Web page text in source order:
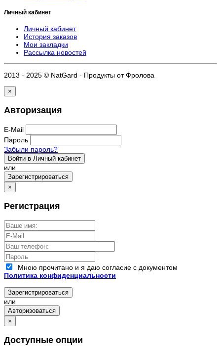
Личный кабинет
Личный кабинет
История заказов
Мои закладки
Рассылка новостей
2013 - 2025 © NatGard - Продукты от Фролова
×
Авторизация
E-Mail
Пароль
Забыли пароль?
Войти в Личный кабинет
или
Зарегистрироваться
×
Регистрация
Мною прочитано и я даю согласие с документом
Политика конфиденциальности
Зарегистрироваться
или
Авторизоваться
×
Доступные опции